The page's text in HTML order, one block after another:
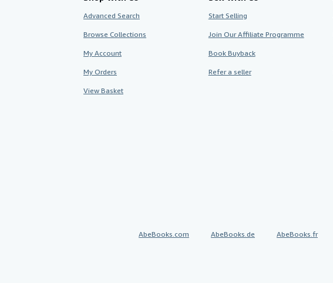
Advanced Search
Browse Collections
My Account
My Orders
View Basket
Start Selling
Join Our Affiliate Programme
Book Buyback
Refer a seller
AbeBooks.com AbeBooks.de AbeBooks.fr